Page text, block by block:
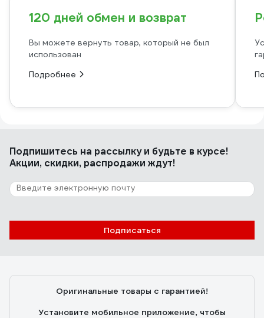
120 дней обмен и возврат
Вы можете вернуть товар, который не был
использован
Подробнее
Подпишитесь на рассылкуи будьте в курсе!
Акции, скидки, распродажи ждут!
Подписаться
Оригинальные товары с гарантией!
Установите мобильное приложение, чтобы